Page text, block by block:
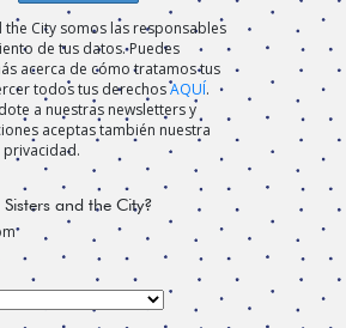
the City somos las responsables
de tus datos. Puedes
acerca de cómo tratamos tus
todos tus derechosAQUÍ.
a nuestras newsletters y
aceptas también nuestra
and the City?